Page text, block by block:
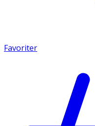
Favoriter